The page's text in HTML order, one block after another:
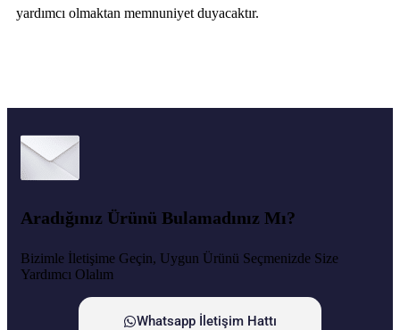
yardımcı olmaktan memnuniyet duyacaktır.
Aradığınız Ürünü Bulamadınız Mı?
Bizimle İletişime Geçin, Uygun Ürünü Seçmenizde Size
Yardımcı Olalım
Whatsapp İletişim Hattı